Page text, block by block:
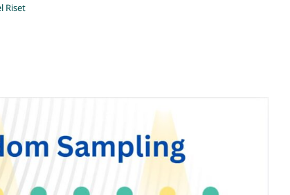
Riset